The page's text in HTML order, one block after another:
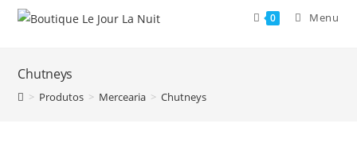
0 Menu
Chutneys
> Produtos > Mercearia > Chutneys